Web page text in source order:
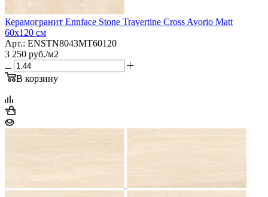
Керамогранит Ennface Stone Travertine Cross Avorio Matt
60x120 см
Арт.: ENSTN8043MT60120
3 250 руб./м2
В корзину